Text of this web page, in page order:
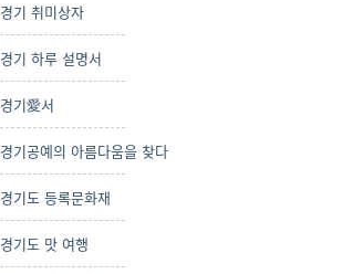
경기 취미상자
경기 하루 설명서
경기愛서
경기공예의 아름다움을 찾다
경기도 등록문화재
경기도 맛 여행